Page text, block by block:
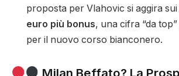
proposta per Vlahovic si aggira sui
euro più bonus, una cifra “da
per il nuovo corso bianconero.
Milan Beffato? La